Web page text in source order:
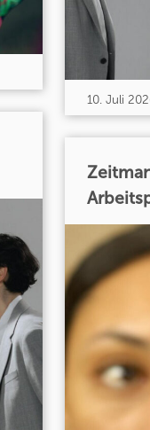
10. Juli